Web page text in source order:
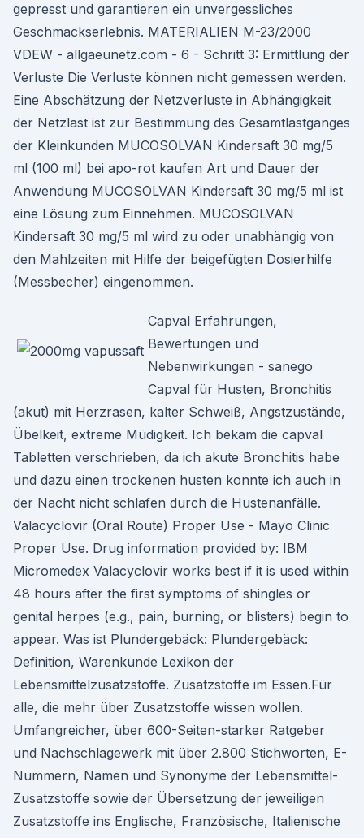
gepresst und garantieren ein unvergessliches
Geschmackserlebnis. MATERIALIEN M-23/2000
VDEW - allgaeunetz.com - 6 - Schritt 3: Ermittlung der
Verluste Die Verluste können nicht gemessen werden.
Eine Abschätzung der Netzverluste in Abhängigkeit
der Netzlast ist zur Bestimmung des Gesamtlastganges
der Kleinkunden MUCOSOLVAN Kindersaft 30 mg/5
ml (100 ml) bei apo-rot kaufen Art und Dauer der
Anwendung MUCOSOLVAN Kindersaft 30 mg/5 ml ist
eine Lösung zum Einnehmen. MUCOSOLVAN
Kindersaft 30 mg/5 ml wird zu oder unabhängig von
den Mahlzeiten mit Hilfe der beigefügten Dosierhilfe
(Messbecher) eingenommen.
Capval Erfahrungen,
Bewertungen und
Nebenwirkungen - sanego
Capval für Husten, Bronchitis
(akut) mit Herzrasen, kalter Schweiß, Angstzustände,
Übelkeit, extreme Müdigkeit. Ich bekam die capval
Tabletten verschrieben, da ich akute Bronchitis habe
und dazu einen trockenen husten konnte ich auch in
der Nacht nicht schlafen durch die Hustenanfälle.
Valacyclovir (Oral Route) Proper Use - Mayo Clinic
Proper Use. Drug information provided by: IBM
Micromedex Valacyclovir works best if it is used within
48 hours after the first symptoms of shingles or
genital herpes (e.g., pain, burning, or blisters) begin to
appear. Was ist Plundergebäck: Plundergebäck:
Definition, Warenkunde Lexikon der
Lebensmittelzusatzstoffe. Zusatzstoffe im Essen.Für
alle, die mehr über Zusatzstoffe wissen wollen.
Umfangreicher, über 600-Seiten-starker Ratgeber
und Nachschlagewerk mit über 2.800 Stichworten, E-
Nummern, Namen und Synonyme der Lebensmittel-
Zusatzstoffe sowie der Übersetzung der jeweiligen
Zusatzstoffe ins Englische, Französische, Italienische